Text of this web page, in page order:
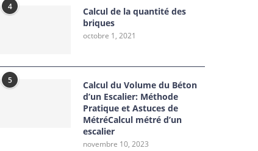
4
Calcul de la quantité des
briques
octobre 1, 2021
5
Calcul du Volume du Béton
d’un Escalier: Méthode
Pratique et Astuces de
MétréCalcul métré d’un
escalier
novembre 10, 2023